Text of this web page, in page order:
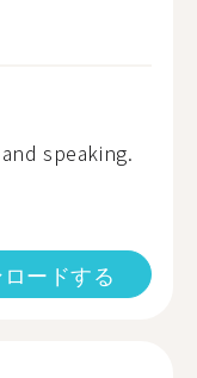
speaking.
ードする